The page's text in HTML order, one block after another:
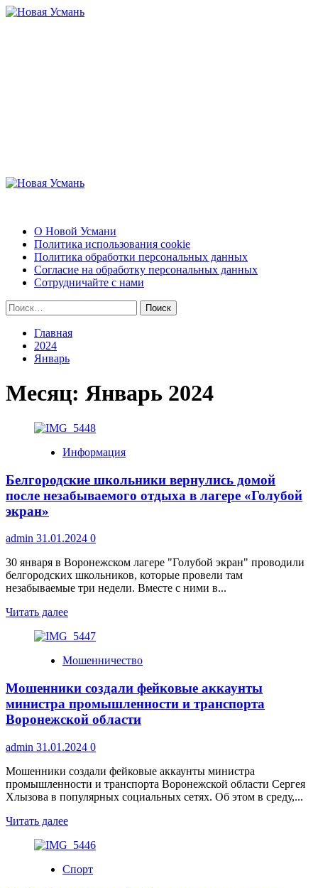
Перейти
Основное
О Новой Усмани
Политика использования cookie
Политика обработки персональных данных
Согласие на обработку персональных данных
Сотрудничайте с нами
Найти:
Главная
2024
Январь
Месяц: Январь 2024
Информация
Белгородские школьники вернулись домой
после незабываемого отдыха в лагере «Голубой
экран»
admin 31.01.2024 0
30 января в Воронежском лагере "Голубой экран" проводили
белгородских школьников, которые провели там
незабываемые три недели. Вместе с ними в...
Читать далееПрочитать
школьники
домой
после
незабываемого
отдыха
лагере
«Голубой
экран»
Мошенничество
Мошенники создали фейковые аккаунты
министра промышленности и транспорта
Воронежской области
admin 31.01.2024 0
Мошенники создали фейковые аккаунты министра
промышленности и транспорта Воронежской области Сергея
Хлызова в популярных социальных сетях. Об этом в среду,...
Читать далееПрочитать
создали
Спорт